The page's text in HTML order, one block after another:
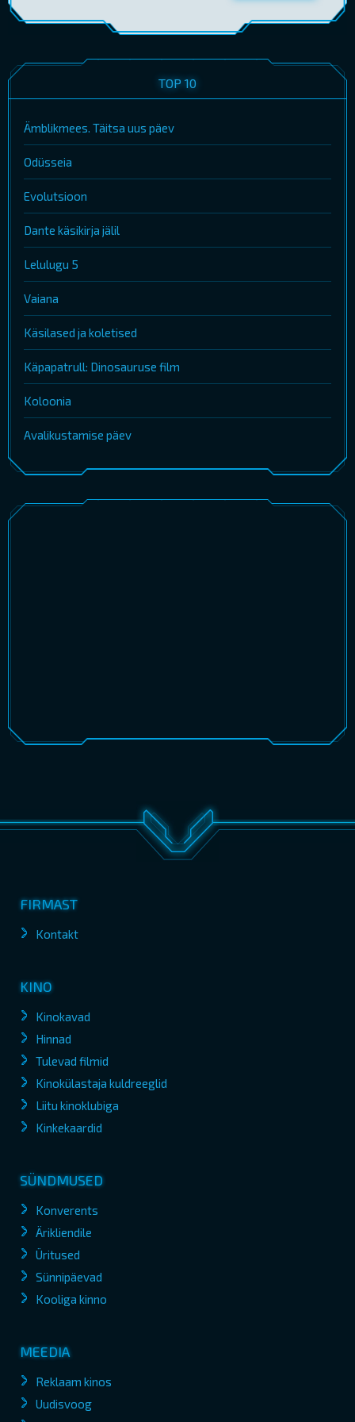
TOP 10
Ämblikmees. Täitsa uus päev
Odüsseia
Evolutsioon
Dante käsikirja jälil
Lelulugu 5
Vaiana
Käsilased ja koletised
Käpapatrull: Dinosauruse film
Koloonia
Avalikustamise päev
FIRMAST
Kontakt
KINO
Kinokavad
Hinnad
Tulevad filmid
Kinokülastaja kuldreeglid
Liitu kinoklubiga
Kinkekaardid
SÜNDMUSED
Konverents
Ärikliendile
Üritused
Sünnipäevad
Kooliga kinno
MEEDIA
Reklaam kinos
Uudisvoog